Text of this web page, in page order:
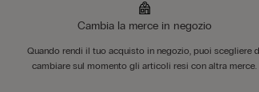
Cambia la merce in negozio
Quando rendi il tuo acquisto in negozio, puoi scegliere
cambiare sul momento gli articoli resi con altra merce.